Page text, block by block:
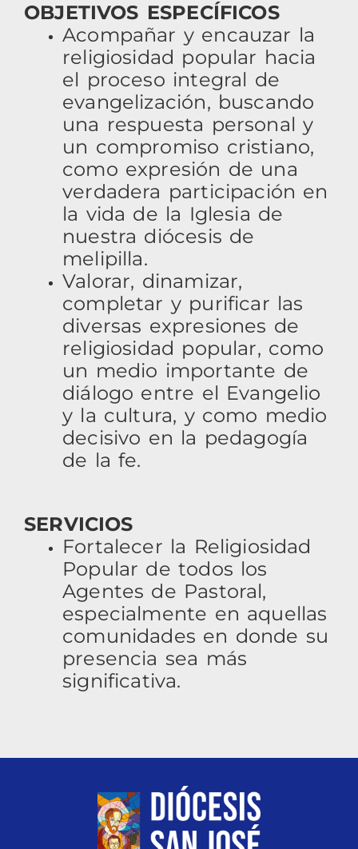
OBJETIVOS ESPECÍFICOS
Acompañar y encauzar la
religiosidad popular hacia
el proceso integral de
evangelización, buscando
una respuesta personal y
un compromiso cristiano,
como expresión de una
verdadera participación en
la vida de la Iglesia de
nuestra diócesis de
melipilla.
Valorar, dinamizar,
completar y purificar las
diversas expresiones de
religiosidad popular, como
un medio importante de
diálogo entre el Evangelio
y la cultura, y como medio
decisivo en la pedagogía
de la fe.
SERVICIOS
Fortalecer la Religiosidad
Popular de todos los
Agentes de Pastoral,
especialmente en aquellas
comunidades en donde su
presencia sea más
significativa.